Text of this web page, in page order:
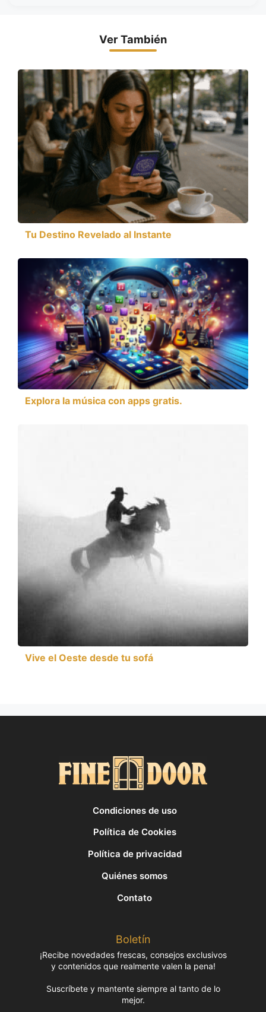
Ver También
Tu Destino Revelado al Instante
Explora la música con apps gratis.
Vive el Oeste desde tu sofá
Condiciones de uso
Política de Cookies
Política de privacidad
Quiénes somos
Contato
Boletín
¡Recibe novedades frescas, consejos exclusivos
y contenidos que realmente valen la pena!
Suscríbete y mantente siempre al tanto de lo
mejor.